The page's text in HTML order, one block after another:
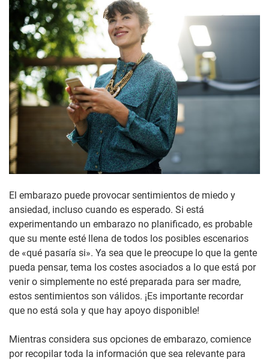
El embarazo puede provocar sentimientos de miedo y
ansiedad, incluso cuando es esperado. Si está
experimentando un embarazo no planificado, es probable
que su mente esté llena de todos los posibles escenarios
de «qué pasaría si». Ya sea que le preocupe lo que la gente
pueda pensar, tema los costes asociados a lo que está por
venir o simplemente no esté preparada para ser madre,
estos sentimientos son válidos. ¡Es importante recordar
que no está sola y que hay apoyo disponible!
Mientras considera sus opciones de embarazo, comience
por recopilar toda la información que sea relevante para